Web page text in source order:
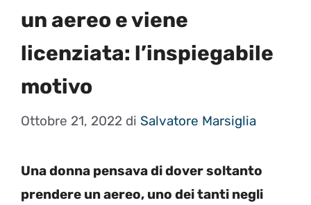
un aereo e viene
licenziata: l’inspiegabile
motivo
Ottobre 21, 2022 di Salvatore Marsiglia
Una donna pensava di dover soltanto
prendere un aereo, uno dei tanti negli